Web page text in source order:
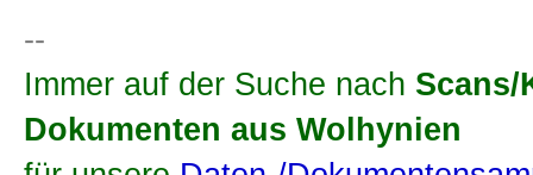
--
Immer auf der Suche nach Scans/
Dokumenten aus Wolhynien